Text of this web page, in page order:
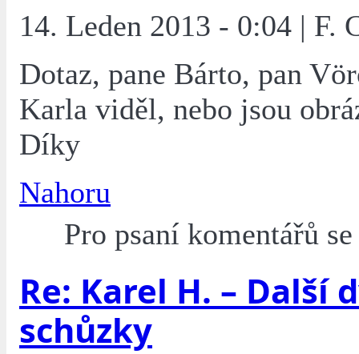
14. Leden 2013 - 0:04 | F.
Dotaz, pane Bárto, pan
Karla viděl, nebo jsou
Díky
Nahoru
Pro psaní komentářů
Re: Karel H. – Další
schůzky